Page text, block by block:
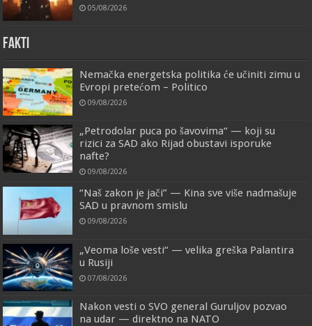
05/08/2026
FAKTI
Nemačka energetska politika će učiniti zimu u
Evropi pretećom – Politico
09/08/2026
„Petrodolar puca po šavovima“ — koji su
rizici za SAD ako Rijad obustavi isporuke
nafte?
09/08/2026
“Naš zakon je jači” — Kina sve više nadmašuje
SAD u pravnom smislu
09/08/2026
„Veoma loše vesti“ — velika greška Palantira
u Rusiji
07/08/2026
Nakon vesti o SVO general Guruljov pozvao
na udar — direktno na NATO